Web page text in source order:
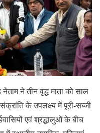
ने तीन वृद्ध माता को साल
के उपलक्ष्य में पूरी-सब्जी
एवं श्रद्धालुओं के बीच